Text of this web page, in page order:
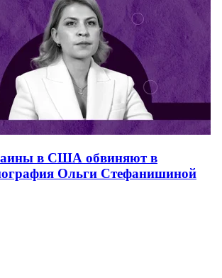
в США обвиняют в
Ольги Стефанишиной